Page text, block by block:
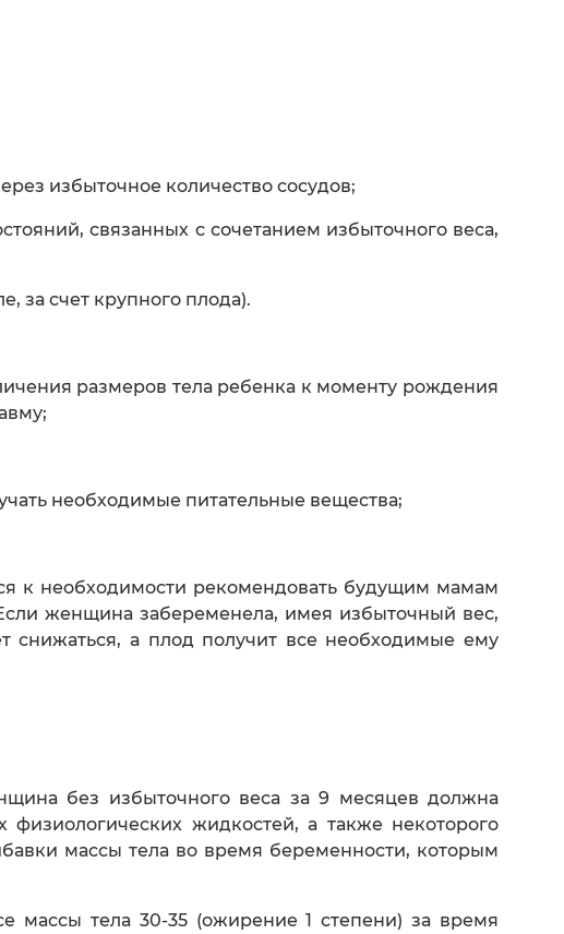
избыточное количество сосудов;
связанных с сочетанием избыточного веса,
за счет крупного плода).
размеров тела ребенка к моменту рождения
необходимые питательные вещества;
к необходимости рекомендовать будущим мамам
женщина забеременела, имея избыточный вес,
снижаться, а плод получит все необходимые ему
без избыточного веса за 9 месяцев должна
жидкостей, а также некоторого
массы тела во время беременности, которым
массы тела 30-35 (ожирение 1 степени) за время